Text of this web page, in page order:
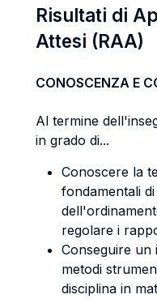
Risultati di
Attesi (RAA)
CONOSCENZA E
Al termine
in grado di...
Conoscere la
fondamentali
regolare i
Conseguire un
metodi
disciplina in